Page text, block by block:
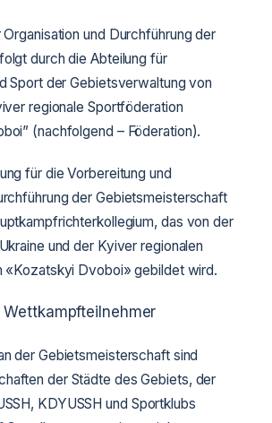
und Durchführung der
durch die Abteilung für
Sport der Gebietsverwaltung von
regionale Sportföderation
(nachfolgend – Föderation).
für die Vorbereitung und
der Gebietsmeisterschaft
das von der
und der Kyiver regionalen
«Kozatskyi Dvoboi» gebildet wird.
Wettkampfteilnehmer
der Gebietsmeisterschaft sind
der Städte des Gebiets, der
KDYUSSH und Sportklubs